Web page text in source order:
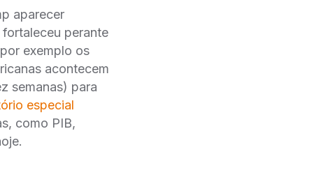
aparecer
perante
exemplo os
acontecem
semanas) para
especial
como PIB,